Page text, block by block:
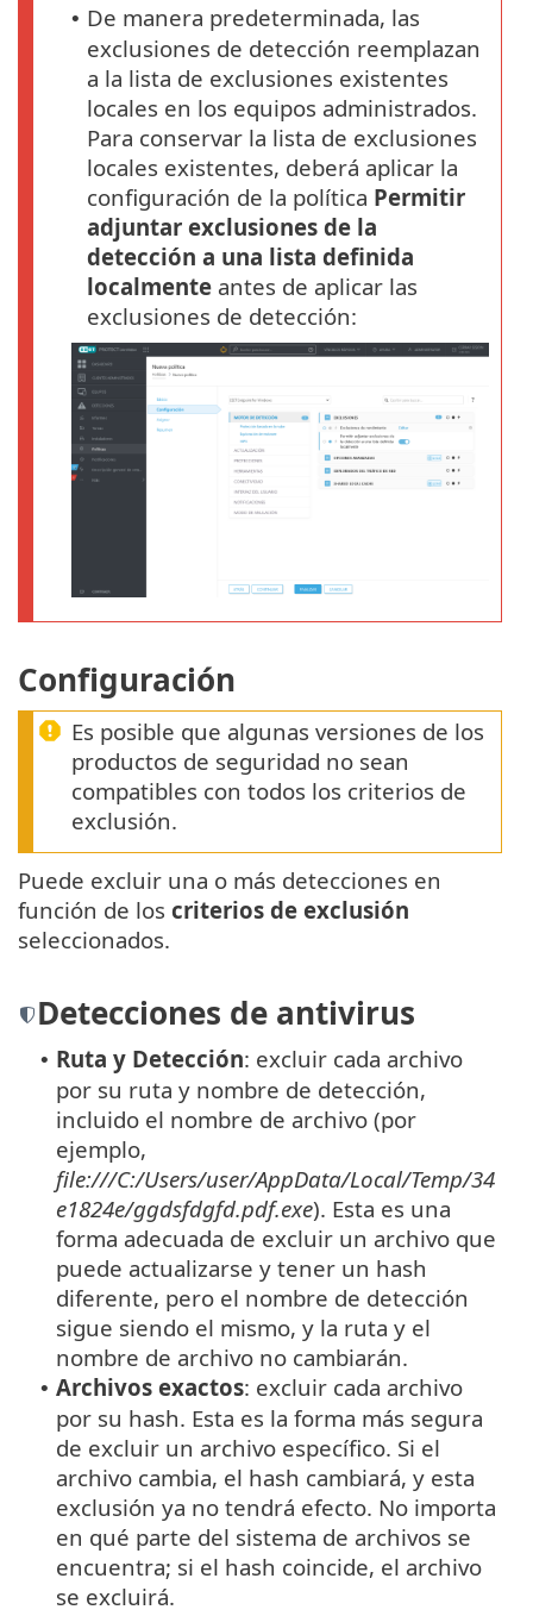
• De manera predeterminada, las
exclusiones de detección reemplazan
a la lista de exclusiones existentes
locales en los equipos administrados.
Para conservar la lista de exclusiones
locales existentes, deberá aplicar la
configuración de la política Permitir
adjuntar exclusiones de la
detección a una lista definida
localmente antes de aplicar las
exclusiones de detección:
Configuración
Es posible que algunas versiones de los
productos de seguridad no sean
compatibles con todos los criterios de
exclusión.
Puede excluir una o más detecciones en
función de los criterios de exclusión
seleccionados.
Detecciones de antivirus
• Ruta y Detección: excluir cada archivo
por su ruta y nombre de detección,
incluido el nombre de archivo (por
ejemplo,
file:///C:/Users/user/AppData/Local/Temp/34
e1824e/ggdsfdgfd.pdf.exe). Esta es una
forma adecuada de excluir un archivo que
puede actualizarse y tener un hash
diferente, pero el nombre de detección
sigue siendo el mismo, y la ruta y el
nombre de archivo no cambiarán.
• Archivos exactos: excluir cada archivo
por su hash. Esta es la forma más segura
de excluir un archivo específico. Si el
archivo cambia, el hash cambiará, y esta
exclusión ya no tendrá efecto. No importa
en qué parte del sistema de archivos se
encuentra; si el hash coincide, el archivo
se excluirá.